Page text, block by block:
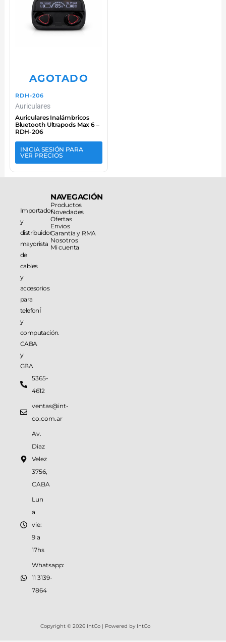
AGOTADO
RDH-206
Auriculares
Auriculares Inalámbricos
Bluetooth Ultrapods Max 6 –
RDH-206
INICIA SESIÓN PARA
VER PRECIOS
Importador
y
distribuidor
mayorista
de
cables
y
accesorios
para
telefonÍ
y
computación.
CABA
y
GBA
5365-
4612
ventas@int-
co.com.ar
Av.
Diaz
Velez
3756,
CABA
Lun
a
vie:
9 a
17hs
Whatsapp:
11 3139-
7864
NAVEGACIÓN
Productos
Novedades
Ofertas
Envios
Garantía y RMA
Nosotros
Mi cuenta
Copyright © 2026 IntCo | Powered by IntCo